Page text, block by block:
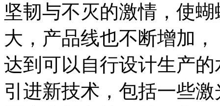
坚韧与不灭的激情，使蝴
大，产品线也不断增加，
达到可以自行设计生产
引进新技术，包括一些